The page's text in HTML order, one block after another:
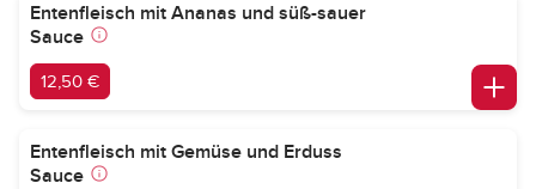
Entenfleisch mit Ananas und süß-sauer
Sauce
12,50 €
Entenfleisch mit Gemüse und Erduss
Sauce